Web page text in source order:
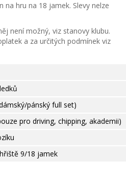
na hru na 18 jamek. Slevy nelze
není možný, viz stanovy klubu.
a za určitých podmínek viz
pánský full set)
pro driving, chipping, akademii)
9/18 jamek